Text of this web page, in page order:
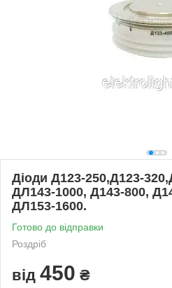
Діоди Д123-250,Д123-
ДЛ143-1000, Д143-800,
ДЛ153-1600.
Готово до відправки
Роздріб
від 450 ₴